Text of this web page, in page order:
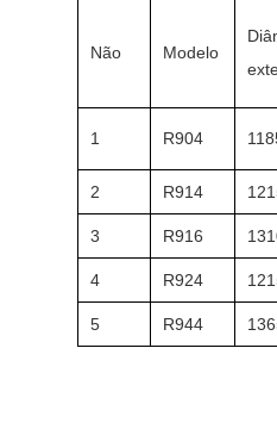
Não Modelo
1 R904
2 R914
3 R916
4 R924
5 R944